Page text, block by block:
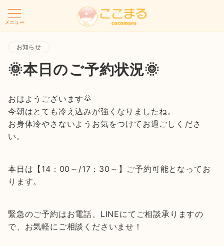
メニュー
お知らせ
🌞本日のご予約状況🌞
おはようございます🌞
今朝はとても冷え込みが強くなりましたね。
お身体冷やさないようお気をつけてお過ごしくださ
い。
本日は【14：00～/17：30～】ご予約可能となってお
ります。
緊急のご予約はお電話、LINEにてご相談承りますの
で、お気軽にご相談くださいませ！